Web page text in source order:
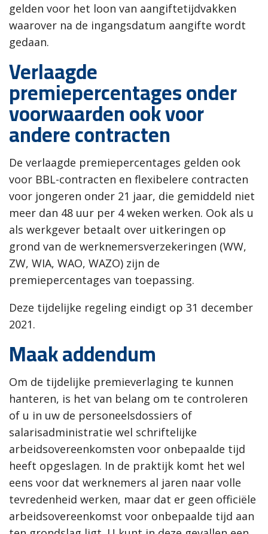
gelden voor het loon van aangiftetijdvakken
waarover na de ingangsdatum aangifte wordt
gedaan.
Verlaagde
premiepercentages onder
voorwaarden ook voor
andere contracten
De verlaagde premiepercentages gelden ook
voor BBL-contracten en flexibelere contracten
voor jongeren onder 21 jaar, die gemiddeld niet
meer dan 48 uur per 4 weken werken. Ook als u
als werkgever betaalt over uitkeringen op
grond van de werknemersverzekeringen (WW,
ZW, WIA, WAO, WAZO) zijn de
premiepercentages van toepassing.
Deze tijdelijke regeling eindigt op 31 december
2021.
Maak addendum
Om de tijdelijke premieverlaging te kunnen
hanteren, is het van belang om te controleren
of u in uw de personeelsdossiers of
salarisadministratie wel schriftelijke
arbeidsovereenkomsten voor onbepaalde tijd
heeft opgeslagen. In de praktijk komt het wel
eens voor dat werknemers al jaren naar volle
tevredenheid werken, maar dat er geen officiële
arbeidsovereenkomst voor onbepaalde tijd aan